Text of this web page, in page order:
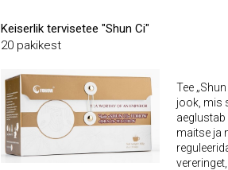
Keiserlik tervisetee "Shun Ci"
20 pakikest
Tee
jook, mis
maitse ja